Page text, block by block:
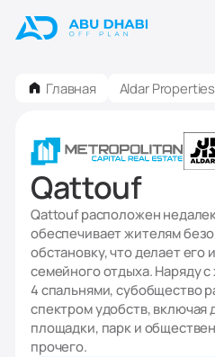
Главная Aldar Properties
Qattouf
Qattouf расположен
обеспечивает жителям
обстановку, что делает
семейного отдыха. Наряду
4 спальнями, субобщество
спектром удобств, включая
площадки, парк и
прочего.